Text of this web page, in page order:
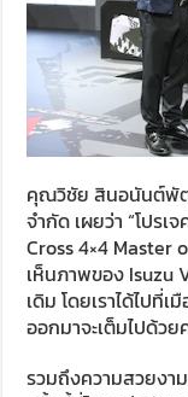
คุณวิชัย สินอนันต์พั
จำกัด เผยว่า “โปร
Cross 4×4 Master
เห็นภาพของ Isuzu
เดิม โดยเราได้ไปที่
ออกมาจะเต็มไปด้ว
รวมถึงความสวยงา